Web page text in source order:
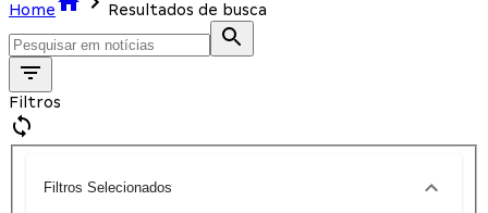
Home
Resultados de busca
Filtros
Filtros Selecionados